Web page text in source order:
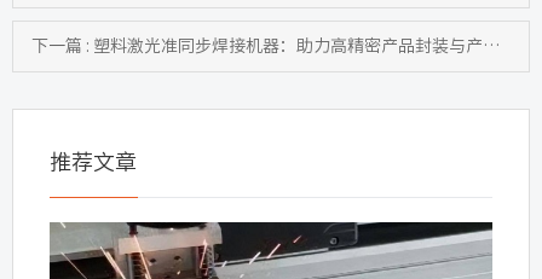
下一篇 : 塑料激光准同步焊接机器：助力高精密产品封装与产线升级
推荐文章